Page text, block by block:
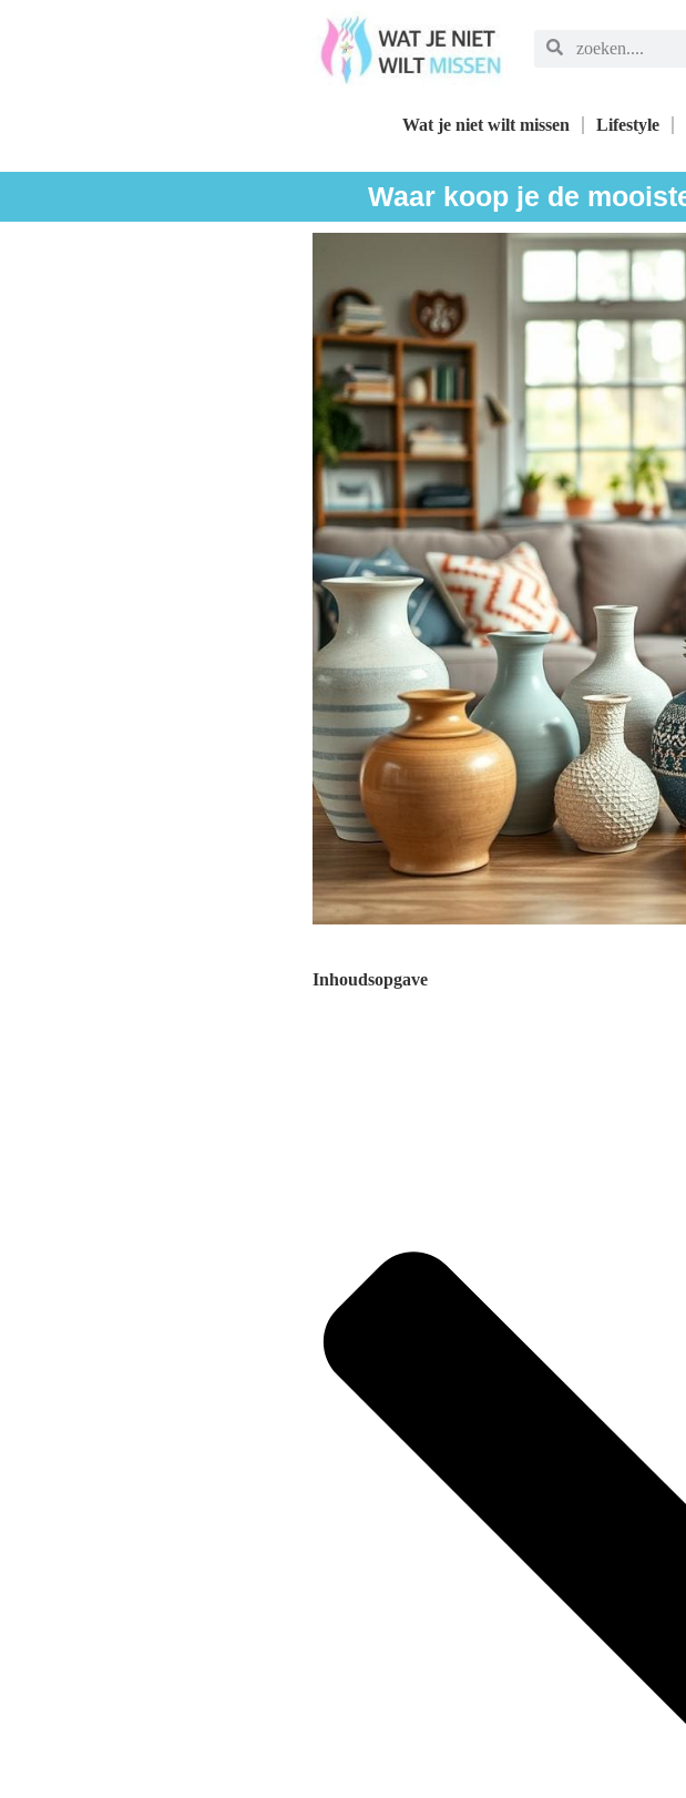
Wat je niet wilt missen Lifestyle
Waar koop je de
Inhoudsopgave